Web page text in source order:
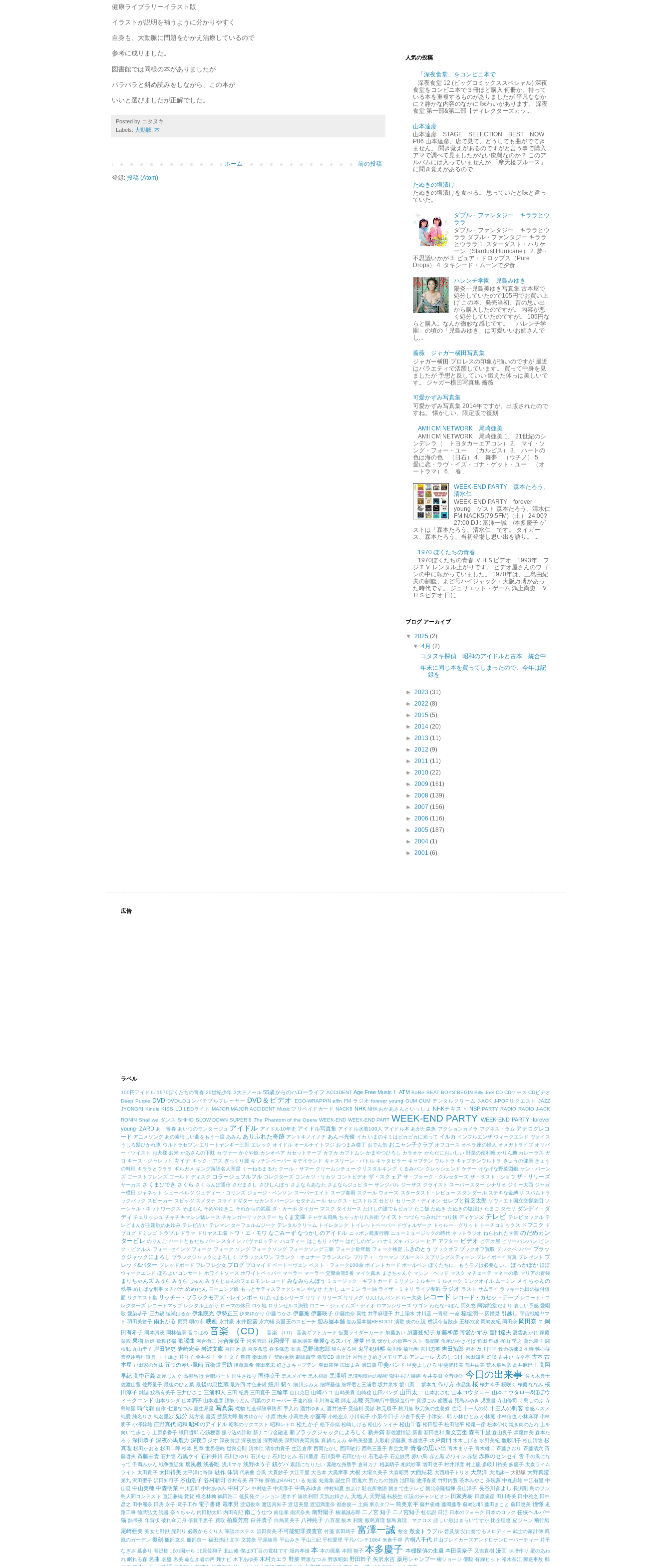
健康ライブラリーイラスト版
イラストが説明を補うように分かりやすく
自身も、大動脈に問題をかかえ治療しているので
参考に成りました。
図書館では同様の本がありましたが
パラパラと斜め読みをしながら、この本が
いいと選びましたが正解でした。
Posted by コタヌキ
Labels: 大動脈 本
前の投稿
ホーム
登録: 投稿 (Atom)
人気の投稿
「深夜食堂」をコンビニ本で
深夜食堂 12 (ビッグコミックススペシャル) 深夜
食堂をコンビニ本で３冊ほど購入 何冊か、持って
いる本を重複するものがありましたが 平凡ななか
に？静かな内容のなかに 味わいがあります。 深夜
食堂 第一部&第二部【ディレクターズカッ...
山本達彦
山本達彦 STAGE SELECTION BEST NOW
P86 山本達彦、店で見て、どうしても曲がでてき
ません。 聞き覚えがあるのですがと言う事で購入
アマで調べて見ましたがない廃盤なのか？ このア
ルバムには入っていませんが 「摩天楼ブルース」
に聞き覚えがあるので...
たぬきの塩漬け
たぬきの塩漬けを食べる。 思っていたと味と違っ
ていた。
ダブル・ファンタジー キララとウ
ララ
ダブル・ファンタジー キララとウ
ララ ダブル・ファンタジー キララ
とウララ 1. スターダスト・ハリケ
ーン（Stardust Hurricane） 2. 夢・
不思議いかが 3. ピュア・ドロップス（Pure
Drops） 4. タキシード・ムーンで夕食...
ハレンチ学園 児島みゆき
陽炎―児島美ゆき写真集 古本屋で
処分していたので105円でお買い上
げ この本、発売当初、昔の思い出
から購入したのですが。 内容が悪
く処分していたのですが。 105円な
らと購入。なんか微妙な感じです。 「ハレンチ学
園」の頃の「児島みゆき」は可愛いいお姉さんで
し...
薔薇 ジャガー横田写真集
ジャガー横田 プロレスの印象が強いのですが 最近
はバラエティで活躍しています。 買って中身を見
ましたが 予想と反していい 鍛えた体っは美しいで
す。 ジャガー横田写真集 薔薇
可愛かずみ写真集
可愛かずみ写真集 2014年ですが、出版されたので
すね。 懐かしい、限定版で復刻
AMII CM NETWORK 尾崎亜美
AMII CM NETWORK 尾崎亜美 1. 21世紀のシ
ンデレラ（ トヨタカーエアコン） 2. マイ・ソ
ング・フォー・ユー （カルピス） 3. ハートの
色は海の色 （日石） 4. 舞夢 （ウチノ） 5.
愛に恋・ラヴ・イズ・ゴナ・ゲット・ユー （オ
ートラマ） 6. 春...
WEEK-END PARTY 森本たろう、
清水仁
WEEK-END PARTY forever
young ゲスト 森本たろう、清水仁
FM NACK5(79.5FM)（土） 24:00?
27:00 DJ : 富澤一誠 /本多慶子 ゲ
ストは「森本たろう、清水仁」です。 タイガー
ス、森本たろう、当初登場し思い出を語り。 ...
1970 ぼくたちの青春
1970ぼくたちの青春 ＶＨＳビデオ 1993年 フ
ジＴＶ レンタル上がりです。 ビデオ屋さんのワゴ
ンの中に転がっていました。 1970年は、三島由紀
夫の割腹、よど号ハイジャック・大阪万博があっ
た時代です。 ジュリエット・ゲーム 鴻上尚史 Ｖ
ＨＳビデオ 日に...
ブログ アーカイブ
▼ 2025 (2)
▼4月(2)
コタヌキ探偵 昭和のアイドルと古本 統合中
年末に同じ本を買ってしまったので、今年は記
録を
► 2023 (31)
► 2022 (8)
► 2015 (5)
► 2014 (20)
► 2013 (11)
► 2012 (9)
► 2011 (11)
► 2010 (22)
► 2009 (161)
► 2008 (139)
► 2007 (156)
► 2006 (116)
► 2005 (187)
► 2004 (1)
► 2001 (6)
広告
ラベル
100円アイドル 1970ぼくたちの青春 20世紀少年 3大テノール 55歳からのハローライフ ACCIDENT Age Free Music！ ATM BaBe BEAT BOYS BEGIN Billy Joel CD CDケース CDビデオ
Deep Purple DVD DVD/LDコンパチブルプレーヤー DVD＆ビデオ EGO-WRAPPIN elfin FM ラジオ forever young GUM GUM デンタルクリーム J-ACK J-POPリクエスト
JAZZ
JYONGRI Kindle KISS LD LEDライト MAJOR MAJOR ACCIDENT Music プリペイドカード NACK5 NHK NHKおかあさんといっしょ NHKテキスト NSP PARTY RADIO RADIO J-ACK
RONIN Shall we ダンス SHIHO SLOW DOWN SUPER 8 The Phantom of the Opera WEEK-END WEEK-END PART WEEK-END PARTY WEEK-END PARTY -forever
young- ZARD あゝ青春 あいつのモンタージュ アイドル アイドル10年史 アイドル写真集 アイドル水着100人 アイドル本 あがた森魚 アクションカメラ アグネス・ラム アナログレコ
ード アニメソング あの素晴しい曲をもう一度 あみん ありふれた奇跡 アントキノイノチ あんべ光俊 イカ いまのキミはピカピカに光って イルカ インフルエンザ ウィークエンド ヴォイス
うしろ髪ひかれ隊 ウルトラセブン エリートヤンキー三郎 エレック オイドル オールナイトフジ おつまみ横丁 おでん缶 おニャン子クラブ オフコース オペラ座の怪人 オメガトライブ オリバ
ー・ツイスト お犬様 お米 かあさんの下駄 カヴァー かぐや姫 カシオペア カセットテープ カフカ カブトムシ かまやつひろし カラオケ からだにおいしい 野菜の便利帳 かりん糖 カレーラス ガ
ロ キース・ジャレット キイナ キック・アス ぎっくり腰 キッチンペーパー キデイランド キャスリーン・バトル キャタピラー キャプテン ウルトラ キャプテンウルトラ きょうの健康 きょう
の料理 キララとウララ ギルガメ キング落語名人寄席 くーねるまるた クール・サマー クリームシチュー クリスタルキング くるみパン クレッシェンド ケテー けなげな野菜図鑑 ケン・バーン
ズ ゴーストフレンズ ゴールド ディスク コラージュフルフル コレクターズ コンカツ・リカツ コントビデオ ザ・スクェア ザ・フォーク・クルセダーズ ザ・ラスト・ショウ ザ・リリーズ
サーカス さくまひでき さくら さくらんぼ通信 さだまさし さびしんぼう さよならあなた さよならジュピター ザンジバル ジーザス クライスト スーパースター シナリオ ジミー大西 ジャガ
ー横田 ジャネット シューベルツ ジュディー・コリンズ ジョージ・ベンソン スーパーエイト スープ春雨 スクール ウォーズ スターダスト・レビュー スタンダール ステキな金縛り スパムトラ
ックバック スピーカー スピッツ スメタナ スライドギター セカンドバージン セタナムール セックス・ピストルズ せどり セリーヌ・ディオン セレブと貧乏太郎 ソヴィエト国立交響楽団 ソ
ーシャル・ネットワークス そばもん そめやゆきこ それからの武蔵 ダ・カーポ タイガー マスク タイガース たけしの誰でもピカソ たこ飯 たぬき たぬきの塩漬け たまご タモリ ダンディ・ダ
ディ チェリッシュ チキチキマシン猛レース チキンガーリックステー ちくま文庫 チャゲ＆飛鳥 ちゃっかり八兵衛 ツイスト つづら つみれ汁 つり銭 ディケンズ テレビ テレビタックル テ
レビまんが主題歌のあゆみ テレビ占い テレマン:ターフェルムジーク デンタルクリーム トイレタンク トイレットペーパー ドヴォルザーク トゥルー・グリット トーチコミックス ドブロク
ド
ブログ ドミンゴ トラブル ドラマ ドリヤス工場 トワ・エ・モワ なごみーず なつかしのアイドル ニッポン蕎麦行脚 ニューミュージックの時代 ネットラジオ ねらわれた学園 のだめカン
タービレ のりんご ハートともだち バーンスタイン パヴァロッティ ハコティー はこもり バザー はだしのゲン ハナミズキ パンジー ヒア アフター ビデオ ビデオ屋 ビリーバンバン ピン
ク・ピクルス
フォー･セインツ フォーク フォーク ソング フォークソング フォークソング三昧 フォーク歌年鑑 フォーク検定 ふきのとう ブックオフ ブックオフ買取 ブックペッパー ブラッ
クジャックによろし ブラックジャックによろしく ブラックスワン フランク・オコナー フランスパン プリティ・ウーマン ブルース・スプリングスティーン プレイボーイ写真 プレゼント ブ
レッド&バター ブレッドボード フレフレ少女 ブログ プロマイド ベートーヴェン ベスト・フォーク100曲 ポイントカード ボールペン ぼくたちに、もうモノは必要ない。 ぽっかぽか ほぼ
ウィークエンド ほろよいコンサート ホワイトソース ホワイトペッパー マーラー マーラー 交響曲第5番 マイク真木 まきちゃんぐ マシン・ヘッド マスク マチェーテ マネーの拳 マリアの胃袋
まりちゃんズ みうら みうら じゅん みうらじゅんのフェロモンレコード みなみらんぼう ミュージック・ギフトカード ミリメシ ミルキー ミルメーク ミンクオイル ムーミン
メイちゃんの
執事 めしばな刑事タチバナ めめたん モーニング娘 もっとサティスファクション やなせ たかし ユーミン ラー油 ライザ・ミネリ ライブ復刻 ラジオ ラスト サムライ ラッキー池田の振付仮
面 リクエスト集 リッチー・ブラックモアズ・レインボー りばいばるシリーズ リリィ リリーズ リリメグ りんけんバンド ルー大柴 レコード レコード・カセットテープ レコード・コ
レクターズ レコードマップ レンタル上がり ローマの休日 ロケ地 ロサンゼルス決戦 ロニー・ジェイムズ・ディオ ロマンシリーズ ワゴン わたなべぽん 阿久悠 阿弥陀堂だより 哀しい予感 愛唱
歌 愛染恭子 圧力鍋 綾瀬はるか 伊集院光 伊勢正三 伊東ゆかり 伊藤つかさ 伊藤薫 伊藤咲子 伊藤由奈 異性 井手麻理子 井上陽水 井川遥 一青窈 一命 稲垣潤一 因幡晃 引越し 宇宙戦艦ヤマ
ト 羽田美智子 雨あがる 雨男 唄の市 映画 永井豪 永井龍雲 永六輔 英国王のスピーチ 怨み屋本舗 怨み屋本舗REBOOT 演歌 炎の伝説 横浜今昔散歩 王様の涙 岡崎友紀 岡田奈 岡田奈々 岡
田有希子 岡本真夜 岡林信康 音つばめ 音楽 （CD） 音楽 （LD） 音楽ギフトカード 仮面ライダーカード 加藤あい 加藤登紀子 加藤和彦 可愛かずみ 嘉門達夫 夏雲あがれ 家庭
菜園 果物 歌姫 歌舞伎揚 歌謡曲 河合徹三 河合奈保子 河名秀郎 花岡優平 華原朋美 華麗なるスパイ 雅夢 怪鬼 懐かしの歌声ベスト 海援隊 角屋のやきそば 角田 郁雄 梶山 季之 蒲池幸子 関
根勉 丸山圭子 岸田智史 岩崎宏美 岩波文庫 喜国 雅彦 喜多条忠 喜多條忠 寄席 忌野清志郎 帰らざる河 鬼平犯科帳 菊川怜 菊地明 吉川忠英 吉田拓郎 脚本 及川恒平 救命病棟２４時 狭心症
業務用料理道具 玉子焼き 芹洋子 金井夕子 金子 文子 熊猫 桑田靖子 契約更新 劇団四季 激安CD 血圧計 月刊ときめきメモリアル アンコール 犬のしつけ 原田知世 幻談 古井戸 古今亭 古本 古
本屋 戸田家の兄妹 五つの赤い風船 五街道雲助 後藤真希 倖田來未 好きよキャプテン 幸田露伴 広田まみ 溝口肇 甲斐バンド 甲斐よしひろ 甲斐智枝美 荒井由美 荒木飛呂彦 高井麻巳子 高岡
早紀 高中正義 高尾じんぐ 高柳昌行 合唱パート 国生さゆり 国仲涼子 黒木メイサ 黒木和雄 黒澤明 黒澤明映画の秘密 獄中手記 腰痛 今井美樹 今昔物語 今日の出来事 佐々木典士
佐渡山豊 佐野量子 最後のひと葉 最後の忠臣蔵 最終回 才色兼備 細川 貂々 細川ふみえ 細坪基佳 細坪君と三浦君 坂井泉水 坂口憲二 坂本九 作り方 作品集 桜 桜井幸子 桜咲く 桜庭ななみ 桜
田淳子 雑誌 鮫島有美子 三井ひさこ 三浦和人 三田 紀房 三田寛子 三輪車 山口克巳 山崎ハコ 山崎美貴 山崎稔 山田パンダ 山田太一 山本おさむ 山本コウタロー 山本コウタロー&ほぼウ
ィークエンド 山本リンダ 山本潤子 山本達彦 讃岐うどん 四葉のクローバー 子連れ狼 市川海老蔵 師走 志穂 死刑執行中脱獄進行中 資源ごみ 歯医者 児島みゆき 児童書 寺山修司 寺島しのぶ 寺
島靖国 時代劇 自作 七瀬なつみ 室生犀星 写真集 煮物 社会保険事務所 手入れ 酒井ゆきえ 酒井法子 受信料 受診 秋元順子 秋刀魚 秋刀魚の生姜煮 住宅 十一人の侍 十三人の刺客 春感ムスメ
純愛 純名りさ 純名里沙 処分 緒方湊 書斎 勝新太郎 勝木ゆかり 小原 由夫 小高恵美 小室等 小松左京 小川範子 小泉今日子 小倉千夜子 小津安二郎 小林ひとみ 小林薫 小林信也 小林麻耶 小林
明子 小澤幹雄 庄野真代 昭和 昭和のアイドル 昭和のリクエスト 昭和レトロ 松たか子 松下奈緒 松崎しげる 松山ケンイチ 松山千春 松田聖子 松田龍平 松尾一彦 松本伊代 焼き肉のたれ
上を
向いて歩こう
上原多香子 織田哲郎 心筋梗塞 振り込め詐欺 新ナニワ金融道 新ブラックジャックによろしく 新井満 新佐渡情話 新書 新田恵利 新文芸坐 森高千里 森山良子 森尾由美 森本た
ろう 深田恭子 深夜の馬鹿力 深夜ラジオ 深夜食堂 深夜放送 深野晴美 深野晴美写真集 真鍋ちえみ 辛島美登里 人形劇 須藤薫 水越恵子 水戸黄門 水木しげる 水野美紀 雛形明子 杉山清隆 杉
真理 杉田かおる 杉田二郎 杉本 晃章 世界侵略 世良公則 清水仁 清水由貴子 生活倉庫 西岡たかし 西田敏行 西島三重子 青空文庫 青春の思い出 青木まり子 青木雄二 斉藤さおり 斉藤清六 斉
藤哲夫 斉藤由貴 石井隆 石黒ケイ 石神井川 石川さゆり 石川セリ 石川ひとみ 石川鷹彦 石川梨華 石田ひかり 石毛恭子 石立鉄男 赤い鳥 赤と黒 赤ワイン 赤飯 赤鼻のセンセイ 雪 千の風にな
って 千両みかん 戦争童話集 扇風機 浅香唯 浅川マキ 浅野ゆう子 銭ゲバ 素顔になりたい 素敵な身勝手 倉科カナ 相楽晴子 相武紗季 増田恵子 村井邦彦 村上龍 多岐川裕美 多慶子 太秦ライム
ライト 太田貴子 太田裕美 太平洋に奇跡 駄作 体調 代表曲 台風 大貫妙子 大江千里 大合本 大黒摩季 大根 大場久美子 大森昭男 大西結花 大西順子トリオ 大泉洋 大滝詠一 大動脈 大野真澄
第九 沢田聖子 沢田知可子 谷山浩子 谷村新司 谷村有美 丹下桜 探偵はBARにいる 短篇 短篇集 誕生日 団鬼六 男たちの旅路 池田聡 池澤春菜 竹野内豊 茶木みやこ 茶碗蒸 中丸忠雄 中江有里 中
山忍 中山美穂 中森明菜 中川五郎 中村あゆみ 中村ブン 中村紘子 中沢厚子 中島みゆき 仲村知夏 虫よけ 駐在所物語 朝まで生テレビ 朝比奈隆指揮 長山洋子 長谷川きよし 長渕剛 鳥のフン
鳥人間コンテスト 直江兼続 賃貸 椎名林檎 鶴田浩二 低反発クッション 泥ネギ 笛吹利明 天気お姉さん 天地人 天野滋 転校生 伝説のチャンピオン 田家秀樹 田原俊彦 田川寿美 田中雅之 田中
昌之 田中麗奈 田房 永子 電子工作 電子書籍 電車男 渡辺俊幸 渡辺真知子 渡辺美里 渡辺満里奈 都倉俊一 土鍋 東京タワー 筒美京平 藤井俊雄 藤岡藤巻 藤崎沙耶 藤田まこと 藤田恵美 憧憬 道
路工事 徳武弘文 読書 奈々ちゃん 内田勘太郎 内田有紀 南こうせつ 南佳孝 南沢奈央 南野陽子 楠瀬誠志郎 二ノ宮 知子 二ノ宮知子 虹伝説 日活 日本のフォーク 日本のロック 任侠ヘルパー
猫 熱帯夜 年賀状 破れ傘刀舟 倍賞千恵子 買取 柏原芳恵 白井貴子 白鳥英美子 八神純子 八百屋 板木 利隆 飯島真理 飯島真理、マクロス 悲しい歌はきらいですか 比企理恵 皮ジャン 飛行船
尾崎亜美 美女と野獣 髭剃り 必殺からくり人 筆談ホステス 浜田良美 不可能犯罪捜査官 付箋 富田靖子 富澤一誠 敷金 敷金トラブル 普及版 父に奏でるメロディー 武士の家計簿 風
風のガーデン 復刻 服部克久 服部良一 福田沙紀 文学 文芸坐 平原綾香 平山みき 平山三紀 平松愛理 平凡パンチ1964 米倉千尋 片桐八千代 片山ブレイカーズアンドロケンローパーティー
片平
なぎさ 墓参り 菩提樹 北の国から 北原佐和子 北山修 僕は3丁目の電柱です 堀内孝雄 本 本の廃棄 本間 朝子 本多慶子 本棚探偵の生還 本田美奈子 又吉直樹 漫画 味噌作り 蜜のあわ
れ 眠れる森 名曲 名盤 名美 命なき者の声 麺ナビ 木下あゆ美 木村カエラ 野菜 野坂なつみ 野坂昭如 野田幹子 矢沢永吉 薬用シャンプー 柳ジョージ 優駿 有線ヒット 裕木奈江 郵送事故 郵